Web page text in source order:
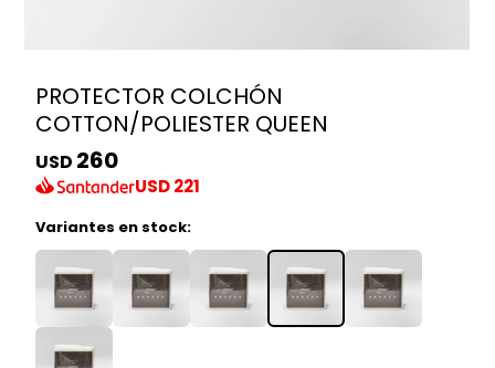
PROTECTOR COLCHÓN
COTTON/POLIESTER QUEEN
USD 260
USD221
Variantes en stock: